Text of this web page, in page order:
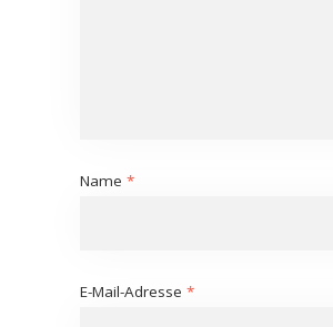
Name *
E-Mail-Adresse *